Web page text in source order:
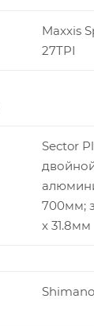
Maxxis
27TPI
Sector
700мм;
x 31.8мм